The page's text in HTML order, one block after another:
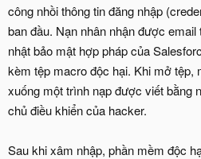
công nhồi thông tin đăng nhập
ban đầu. Nạn nhân nhận được
nhật bảo mật hợp pháp của
kèm tệp macro độc hại. Khi mở tệp,
xuống một trình nạp được viết bằng
chủ điều khiển của hacker.
Sau khi xâm nhập, phần mềm độc